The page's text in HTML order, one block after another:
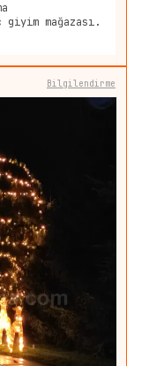
mağazası.
Bilgilendirme